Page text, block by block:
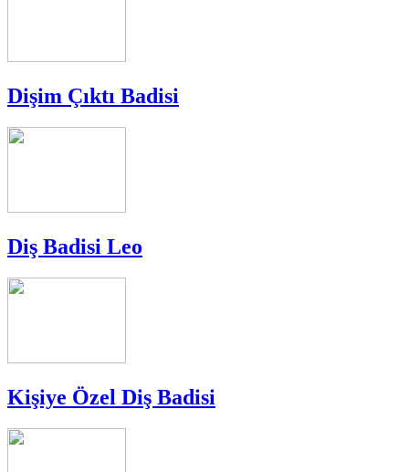
Dişim Çıktı Badisi
Diş Badisi Leo
Kişiye Özel Diş Badisi